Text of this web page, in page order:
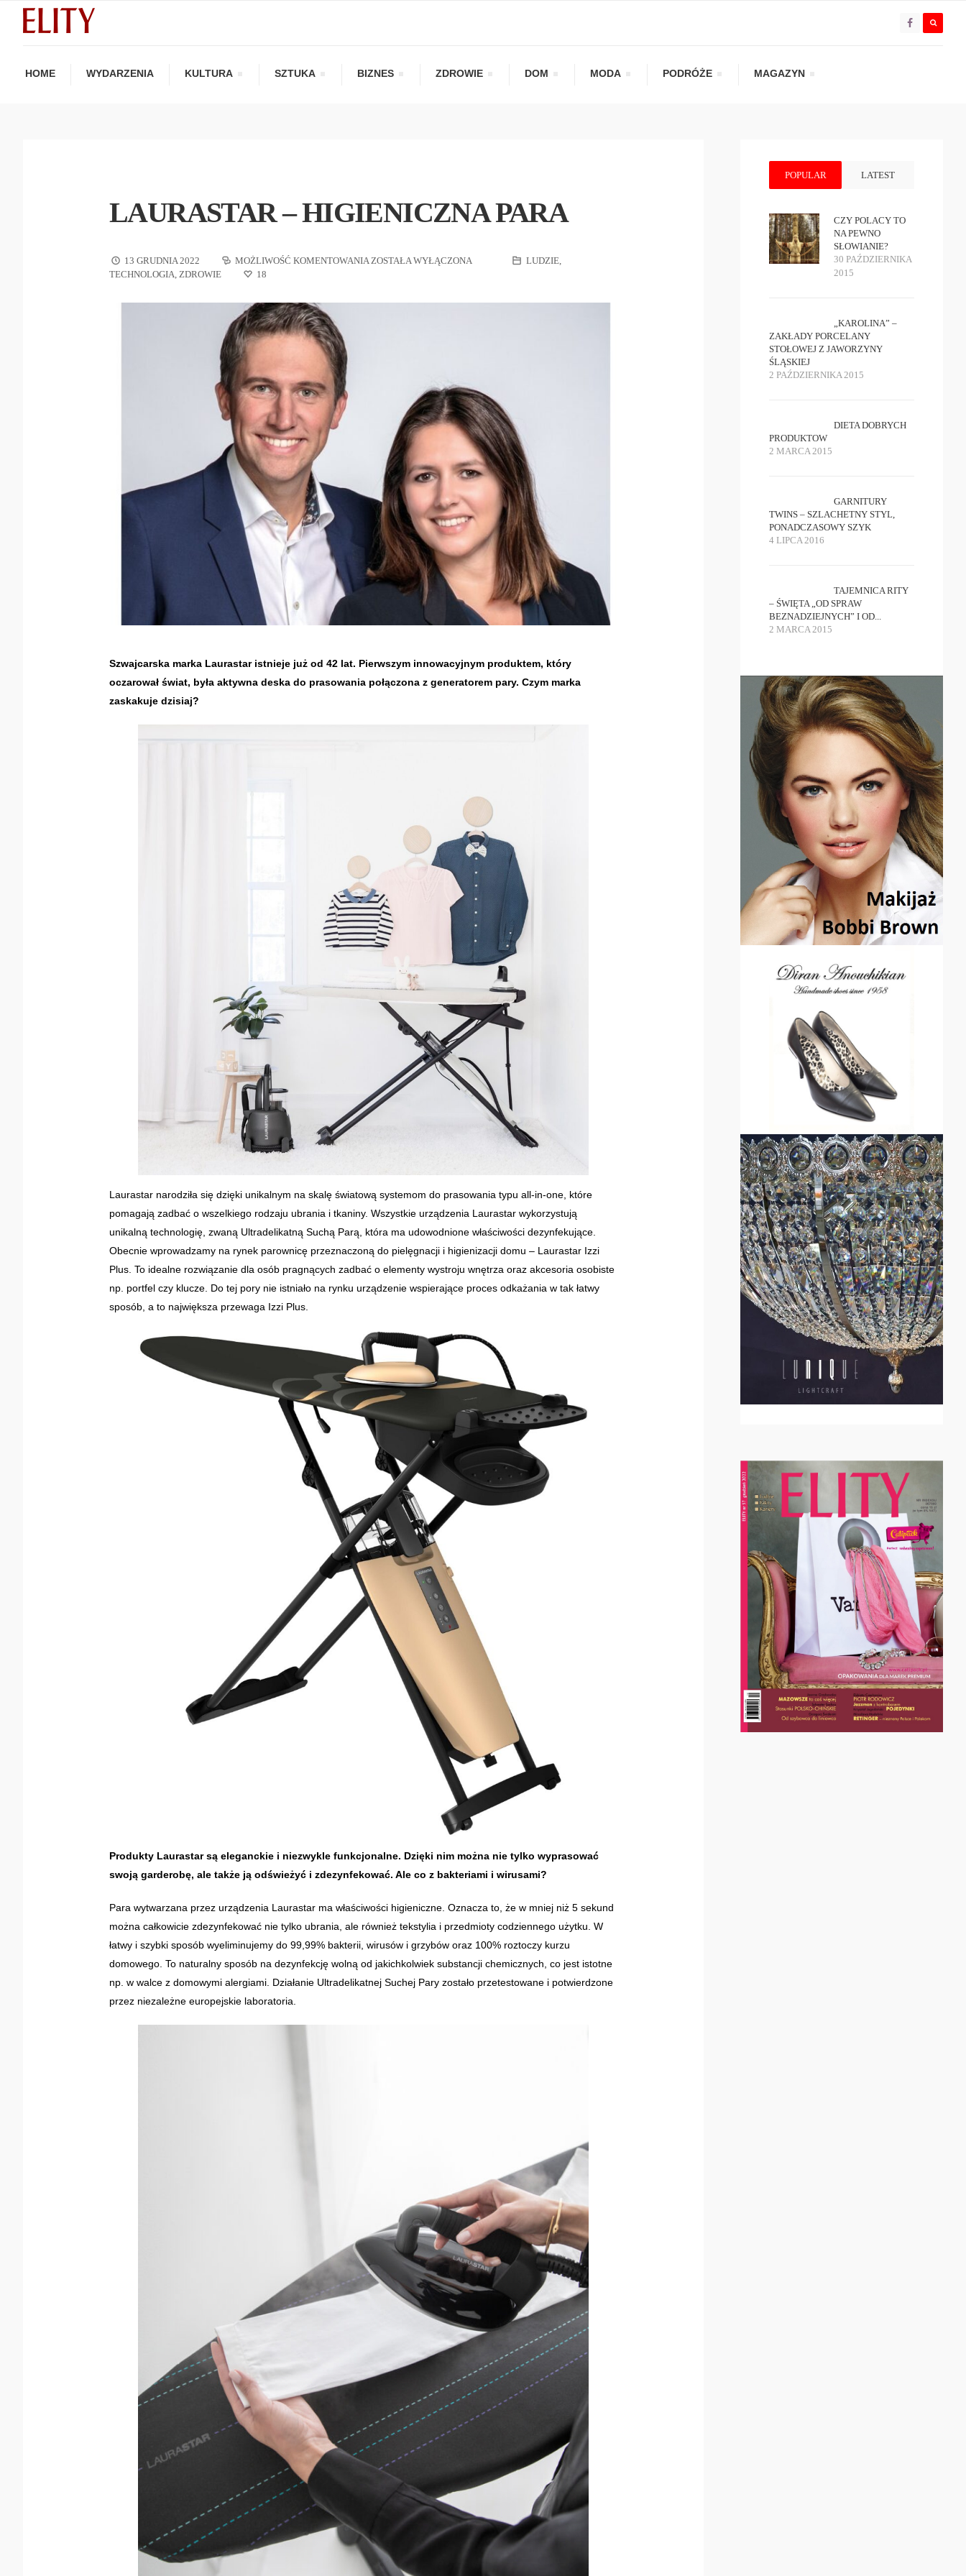
HOME WYDARZENIA KULTURA SZTUKA BIZNES ZDROWIE DOM MODA PODRÓŻE MAGAZYN
LAURASTAR – HIGIENICZNA PARA
13 GRUDNIA 2022 MOŻLIWOŚĆ KOMENTOWANIA ZOSTAŁA WYŁĄCZONA LUDZIE,
TECHNOLOGIA ZDROWIE 18
Szwajcarska marka Laurastar istnieje już od 42 lat. Pierwszym innowacyjnym produktem, który
oczarował świat, była aktywna deska do prasowania połączona z generatorem pary. Czym marka
zaskakuje dzisiaj?
Laurastar narodziła się dzięki unikalnym na skalę światową systemom do prasowania typu all-in-one, które
pomagają zadbać o wszelkiego rodzaju ubrania i tkaniny. Wszystkie urządzenia Laurastar wykorzystują
unikalną technologię, zwaną Ultradelikatną Suchą Parą, która ma udowodnione właściwości dezynfekujące.
Obecnie wprowadzamy na rynek parownicę przeznaczoną do pielęgnacji i higienizacji domu – Laurastar Izzi
Plus. To idealne rozwiązanie dla osób pragnących zadbać o elementy wystroju wnętrza oraz akcesoria osobiste
np. portfel czy klucze. Do tej pory nie istniało na rynku urządzenie wspierające proces odkażania w tak łatwy
sposób, a to największa przewaga Izzi Plus.
Produkty Laurastar są eleganckie i niezwykle funkcjonalne. Dzięki nim można nie tylko wyprasować
swoją garderobę, ale także ją odświeżyć i zdezynfekować. Ale co z bakteriami i wirusami?
Para wytwarzana przez urządzenia Laurastar ma właściwości higieniczne. Oznacza to, że w mniej niż 5 sekund
można całkowicie zdezynfekować nie tylko ubrania, ale również tekstylia i przedmioty codziennego użytku. W
łatwy i szybki sposób wyeliminujemy do 99,99% bakterii, wirusów i grzybów oraz 100% roztoczy kurzu
domowego. To naturalny sposób na dezynfekcję wolną od jakichkolwiek substancji chemicznych, co jest istotne
np. w walce z domowymi alergiami. Działanie Ultradelikatnej Suchej Pary zostało przetestowane i potwierdzone
przez niezależne europejskie laboratoria.
POPULAR LATEST
CZY POLACY TO
NA PEWNO
SŁOWIANIE?
30 PAŹDZIERNIKA
2015
„KAROLINA” –
ZAKŁADY PORCELANY
STOŁOWEJ Z JAWORZYNY
ŚLĄSKIEJ
2 PAŹDZIERNIKA 2015
DIETA DOBRYCH
PRODUKTOW
2 MARCA 2015
GARNITURY
TWINS – SZLACHETNY STYL,
PONADCZASOWY SZYK
4 LIPCA 2016
TAJEMNICA RITY
– ŚWIĘTA „OD SPRAW
BEZNADZIEJNYCH” I OD...
2 MARCA 2015